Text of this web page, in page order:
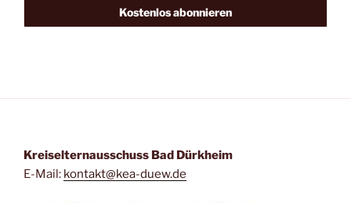
Kreiselternausschuss Bad Dürkheim
E-Mail: kontakt@kea-duew.de